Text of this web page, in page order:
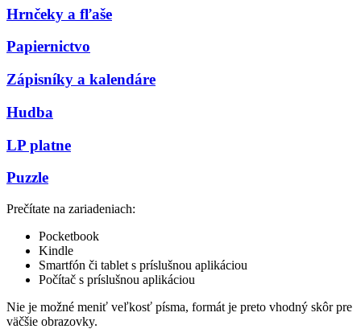
Hrnčeky a fľaše
Papiernictvo
Zápisníky a kalendáre
Hudba
LP platne
Puzzle
Prečítate na zariadeniach:
Pocketbook
Kindle
Smartfón či tablet s príslušnou aplikáciou
Počítač s príslušnou aplikáciou
Nie je možné meniť veľkosť písma, formát je preto vhodný skôr pre
väčšie obrazovky.